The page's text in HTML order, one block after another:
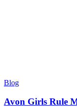
Blog
Avon Girls Rule